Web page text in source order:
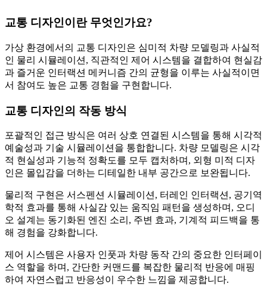
교통 디자인이란 무엇인가요?
가상 환경에서의 교통 디자인은 심미적 차량 모델링과 사실적
인 물리 시뮬레이션, 직관적인 제어 시스템을 결합하여 현실감
과 즐거운 인터랙션 메커니즘 간의 균형을 이루는 사실적이면
서 참여도 높은 교통 경험을 구현합니다.
교통 디자인의 작동 방식
포괄적인 접근 방식은 여러 상호 연결된 시스템을 통해 시각적
예술성과 기술 시뮬레이션을 통합합니다. 차량 모델링은 시각
적 현실성과 기능적 정확도를 모두 캡처하며, 외형 미적 디자
인은 몰입감을 더하는 디테일한 내부 공간으로 보완됩니다.
물리적 구현은 서스펜션 시뮬레이션, 터레인 인터랙션, 공기역
학적 효과를 통해 사실감 있는 움직임 패턴을 생성하며, 오디
오 설계는 동기화된 엔진 소리, 주변 효과, 기계적 피드백을 통
해 경험을 강화합니다.
제어 시스템은 사용자 인풋과 차량 동작 간의 중요한 인터페이
스 역할을 하며, 간단한 커맨드를 복잡한 물리적 반응에 매핑
하여 자연스럽고 반응성이 우수한 느낌을 제공합니다.